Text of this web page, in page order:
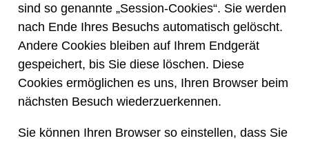
sind so genannte „Session-Cookies“. Sie werden
nach Ende Ihres Besuchs automatisch gelöscht.
Andere Cookies bleiben auf Ihrem Endgerät
gespeichert, bis Sie diese löschen. Diese
Cookies ermöglichen es uns, Ihren Browser beim
nächsten Besuch wiederzuerkennen.
Sie können Ihren Browser so einstellen, dass Sie